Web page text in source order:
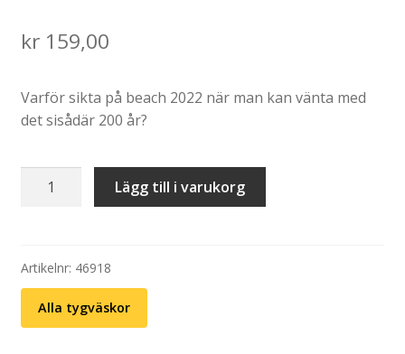
kr159,00
Varför sikta på beach 2022 när man kan vänta med
det sisådär 200 år?
Tygväska:
Beach
Lägg till i varukorg
Artikelnr: 46918
Alla tygväskor